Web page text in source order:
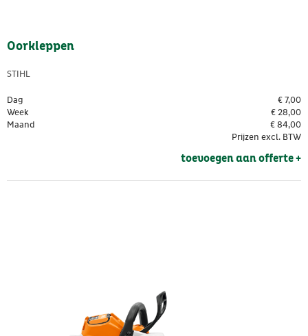
Oorkleppen
STIHL
Dag € 7,00
Week
€ 28,00
Maand
€ 84,00
Prijzen excl. BTW
toevoegen aan offerte +